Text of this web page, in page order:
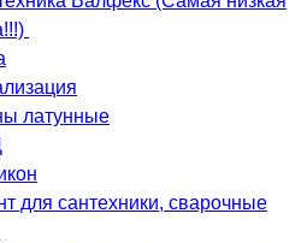
латунные
для сантехники, сварочные